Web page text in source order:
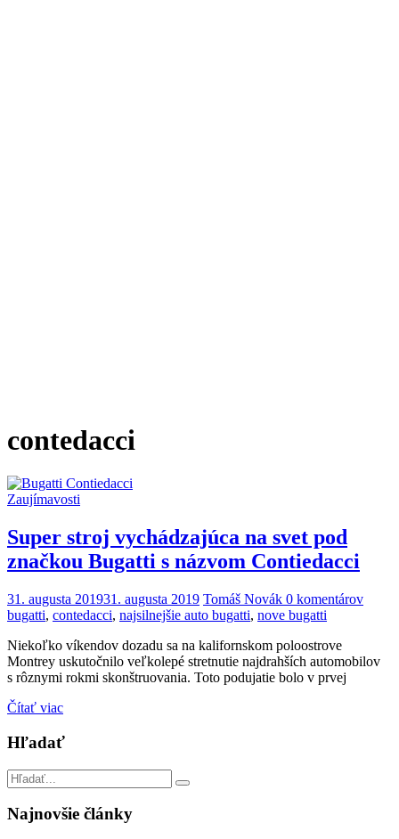
contedacci
Zaujímavosti
Super stroj vychádzajúca na svet pod
značkou Bugatti s názvom Contiedacci
31. augusta 201931. augusta 2019 Tomáš Novák 0 komentárov
bugatti, contedacci, najsilnejšie auto bugatti, nove bugatti
Niekoľko víkendov dozadu sa na kalifornskom poloostrove
Montrey uskutočnilo veľkolepé stretnutie najdrahších automobilov
s rôznymi rokmi skonštruovania. Toto podujatie bolo v prvej
Čítať viac
Hľadať
Najnovšie články